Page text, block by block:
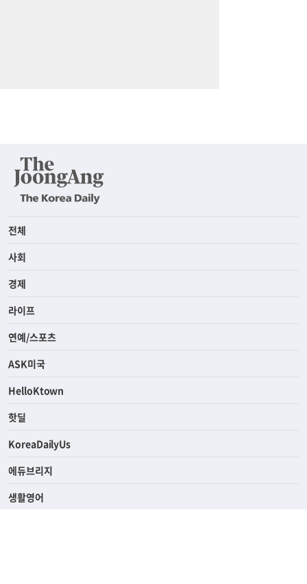
전체
사회
경제
라이프
연예/스포츠
ASK미국
HelloKtown
핫딜
KoreaDailyUs
에듀브리지
생활영어